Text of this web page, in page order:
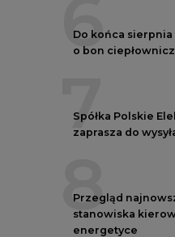
6
Do końca
o bon
7
Spółka Polskie
zaprasza do
8
Przegląd
stanowiska
energetyce